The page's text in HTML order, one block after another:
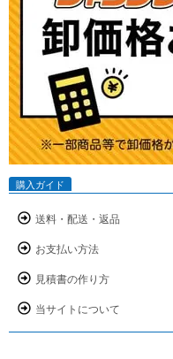
購入ガイド
送料・配送・返品
お支払い方法
見積書の作り方
当サイトについて